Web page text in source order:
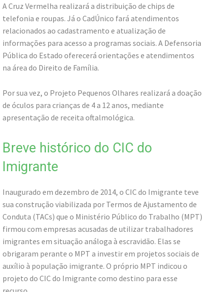
A Cruz Vermelha realizará a distribuição de chips de
telefonia e roupas. Já o CadÚnico fará atendimentos
relacionados ao cadastramento e atualização de
informações para acesso a programas sociais. A Defensoria
Pública do Estado oferecerá orientações e atendimentos
na área do Direito de Família.
Por sua vez, o Projeto Pequenos Olhares realizará a doação
de óculos para crianças de 4 a 12 anos, mediante
apresentação de receita oftalmológica.
Breve histórico do CIC do
Imigrante
Inaugurado em dezembro de 2014, o CIC do Imigrante teve
sua construção viabilizada por Termos de Ajustamento de
Conduta (TACs) que o Ministério Público do Trabalho (MPT)
firmou com empresas acusadas de utilizar trabalhadores
imigrantes em situação análoga à escravidão. Elas se
obrigaram perante o MPT a investir em projetos sociais de
auxílio à população imigrante. O próprio MPT indicou o
projeto do CIC do Imigrante como destino para esse